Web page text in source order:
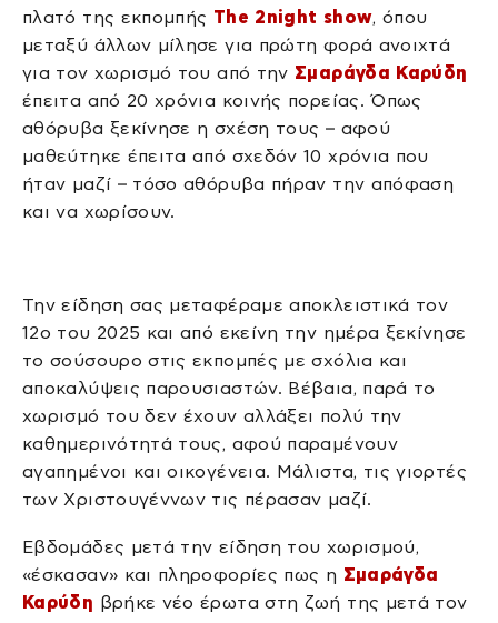
πλατό της εκπομπής The 2night show, όπου
μεταξύ άλλων μίλησε για πρώτη φορά ανοιχτά
για τον χωρισμό του από την Σμαράγδα Καρύδη
έπειτα από 20 χρόνια κοινής πορείας. Όπως
αθόρυβα ξεκίνησε η σχέση τους – αφού
μαθεύτηκε έπειτα από σχεδόν 10 χρόνια που
ήταν μαζί – τόσο αθόρυβα πήραν την απόφαση
και να χωρίσουν.
Την είδηση σας μεταφέραμε αποκλειστικά τον
12ο του 2025 και από εκείνη την ημέρα ξεκίνησε
το σούσουρο στις εκπομπές με σχόλια και
αποκαλύψεις παρουσιαστών. Βέβαια, παρά το
χωρισμό του δεν έχουν αλλάξει πολύ την
καθημερινότητά τους, αφού παραμένουν
αγαπημένοι και οικογένεια. Μάλιστα, τις γιορτές
των Χριστουγέννων τις πέρασαν μαζί.
Εβδομάδες μετά την είδηση του χωρισμού,
«έσκασαν» και πληροφορίες πως η Σμαράγδα
Καρύδη βρήκε νέο έρωτα στη ζωή της μετά τον